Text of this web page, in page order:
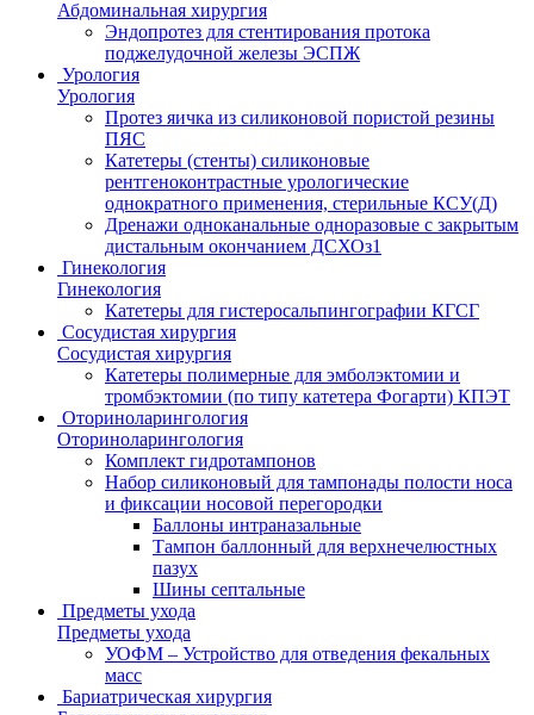
Абдоминальная хирургия
Эндопротез для стентирования протока
поджелудочной железы ЭСПЖ
Урология
Урология
Протез яичка из силиконовой пористой резины
ПЯС
Катетеры (стенты) силиконовые
рентгеноконтрастные урологические
однократного применения, стерильные КСУ(Д)
Дренажи одноканальные одноразовые с закрытым
дистальным окончанием ДСХОз1
Гинекология
Гинекология
Катетеры для гистеросальпингографии КГСГ
Сосудистая хирургия
Сосудистая хирургия
Катетеры полимерные для эмболэктомии и
тромбэктомии (по типу катетера Фогарти) КПЭТ
Оториноларингология
Оториноларингология
Комплект гидротампонов
Набор силиконовый для тампонады полости носа
и фиксации носовой перегородки
Баллоны интраназальные
Тампон баллонный для верхнечелюстных
пазух
Шины септальные
Предметы ухода
Предметы ухода
УОФМ – Устройство для отведения фекальных
масс
Бариатрическая хирургия